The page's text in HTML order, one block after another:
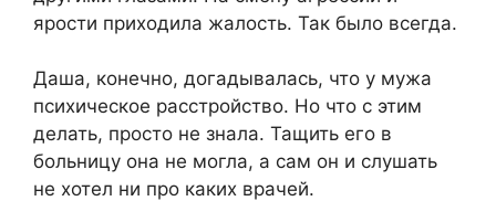
ярости приходила жалость. Так было всегда.
Даша, конечно, догадывалась, что у мужа
психическое расстройство. Но что с этим
делать, просто не знала. Тащить его в
больницу она не могла, а сам он и слушать
не хотел ни про каких врачей.